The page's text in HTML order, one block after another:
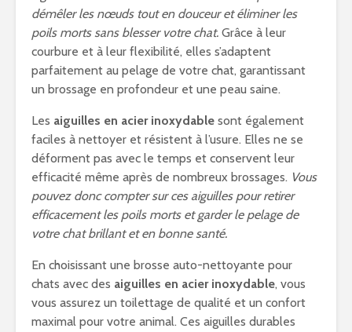
démêler les nœuds tout en douceur et éliminer les
poils morts sans blesser votre chat. Grâce à leur
courbure et à leur flexibilité, elles s’adaptent
parfaitement au pelage de votre chat, garantissant
un brossage en profondeur et une peau saine.
Les aiguilles en acier inoxydable sont également
faciles à nettoyer et résistent à l’usure. Elles ne se
déforment pas avec le temps et conservent leur
efficacité même après de nombreux brossages. Vous
pouvez donc compter sur ces aiguilles pour retirer
efficacement les poils morts et garder le pelage de
votre chat brillant et en bonne santé.
En choisissant une brosse auto-nettoyante pour
chats avec des aiguilles en acier inoxydable, vous
vous assurez un toilettage de qualité et un confort
maximal pour votre animal. Ces aiguilles durables